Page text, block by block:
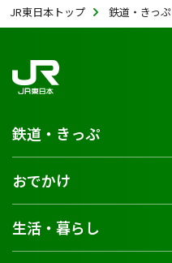
JR東日本トップ 鉄道・きっぷ
鉄道・きっぷ
おでかけ
生活・暮らし